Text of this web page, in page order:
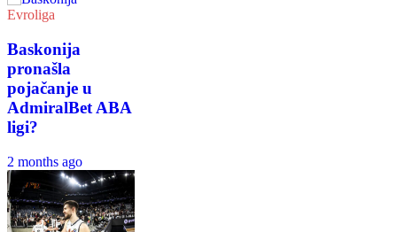
Evroliga
Baskonija
pronašla
pojačanje u
AdmiralBet ABA
ligi?
2 months ago